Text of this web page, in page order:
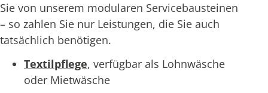
Sie von unserem modularen Servicebausteinen
– so zahlen Sie nur Leistungen, die Sie auch
tatsächlich benötigen.
Textilpflege, verfügbar als Lohnwäsche
oder Mietwäsche